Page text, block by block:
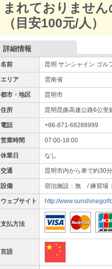
まれておりませ
（目安100元/人）
詳細情報
名前 昆明 サンシャイン ゴル
エリア 雲南省
都市・地区 昆明市
住所 昆明昆曲高速公路6公里
電話 +86-871-68288999
営業時間 07:00-18:00
休業日 なし
交通 昆明市内から車で約30分
設備 宿泊施設：無 / 練習場
ウェブサイト http://
支払方法
言語